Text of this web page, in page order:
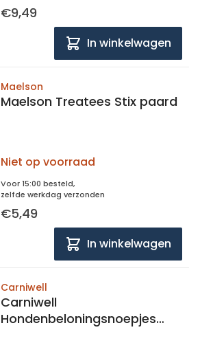
€9,49
In winkelwagen
Maelson
Maelson Treatees Stix paard
Niet op voorraad
Voor 15:00 besteld,
zelfde werkdag verzonden
€5,49
In winkelwagen
Carniwell
Carniwell
Hondenbeloningsnoepjes